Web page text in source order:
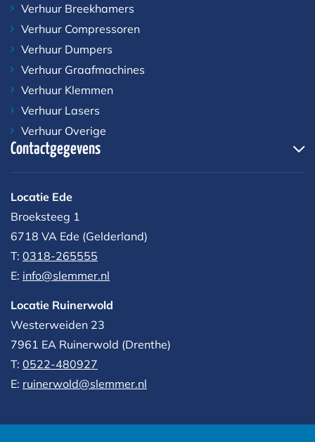
Verhuur Breekhamers
Verhuur Compressoren
Verhuur Dumpers
Verhuur Graafmachines
Verhuur Klemmen
Verhuur Lasers
Verhuur Overige
Contactgegevens
Locatie Ede
Broeksteeg 1
6718 VA Ede (Gelderland)
T: 0318-265555
E: info@slemmer.nl
Locatie Ruinerwold
Westerweiden 23
7961 EA Ruinerwold (Drenthe)
T: 0522-480927‬
E: ruinerwold@slemmer.nl